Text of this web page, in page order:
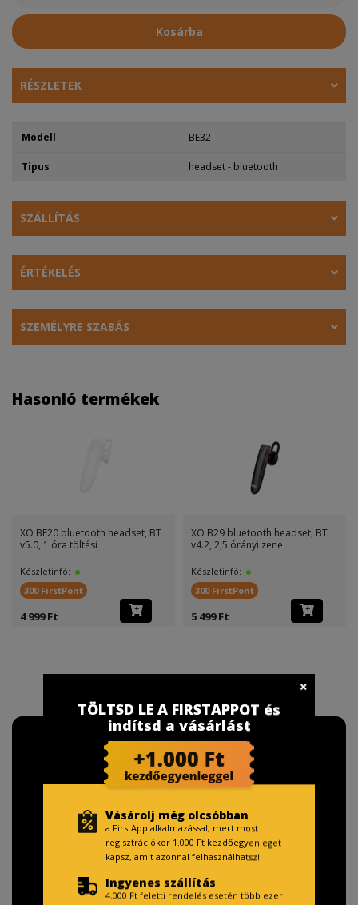
Kosárba
RÉSZLETEK
Modell BE32
Tipus headset - bluetooth
SZÁLLÍTÁS
ÉRTÉKELÉS
SZEMÉLYRE SZABÁS
Hasonló termékek
XO BE20 bluetooth headset, BT
v5.0, 1 óra töltési
Készletinfó:
300 FirstPont
4 999 Ft
XO B29 bluetooth headset, BT
v4.2, 2,5 órányi zene
Készletinfó:
300 FirstPont
5 499 Ft
TÖLTSD LE A FIRSTAPPOT és
indítsd a vásárlást
Vásárolj még olcsóbban
a FirstApp alkalmazással, mert most
regisztrációkor 1.000 Ft kezdőegyenleget
kapsz, amit azonnal felhasználhatsz!
Ingyenes szállítás
4.000 Ft feletti rendelés esetén több ezer